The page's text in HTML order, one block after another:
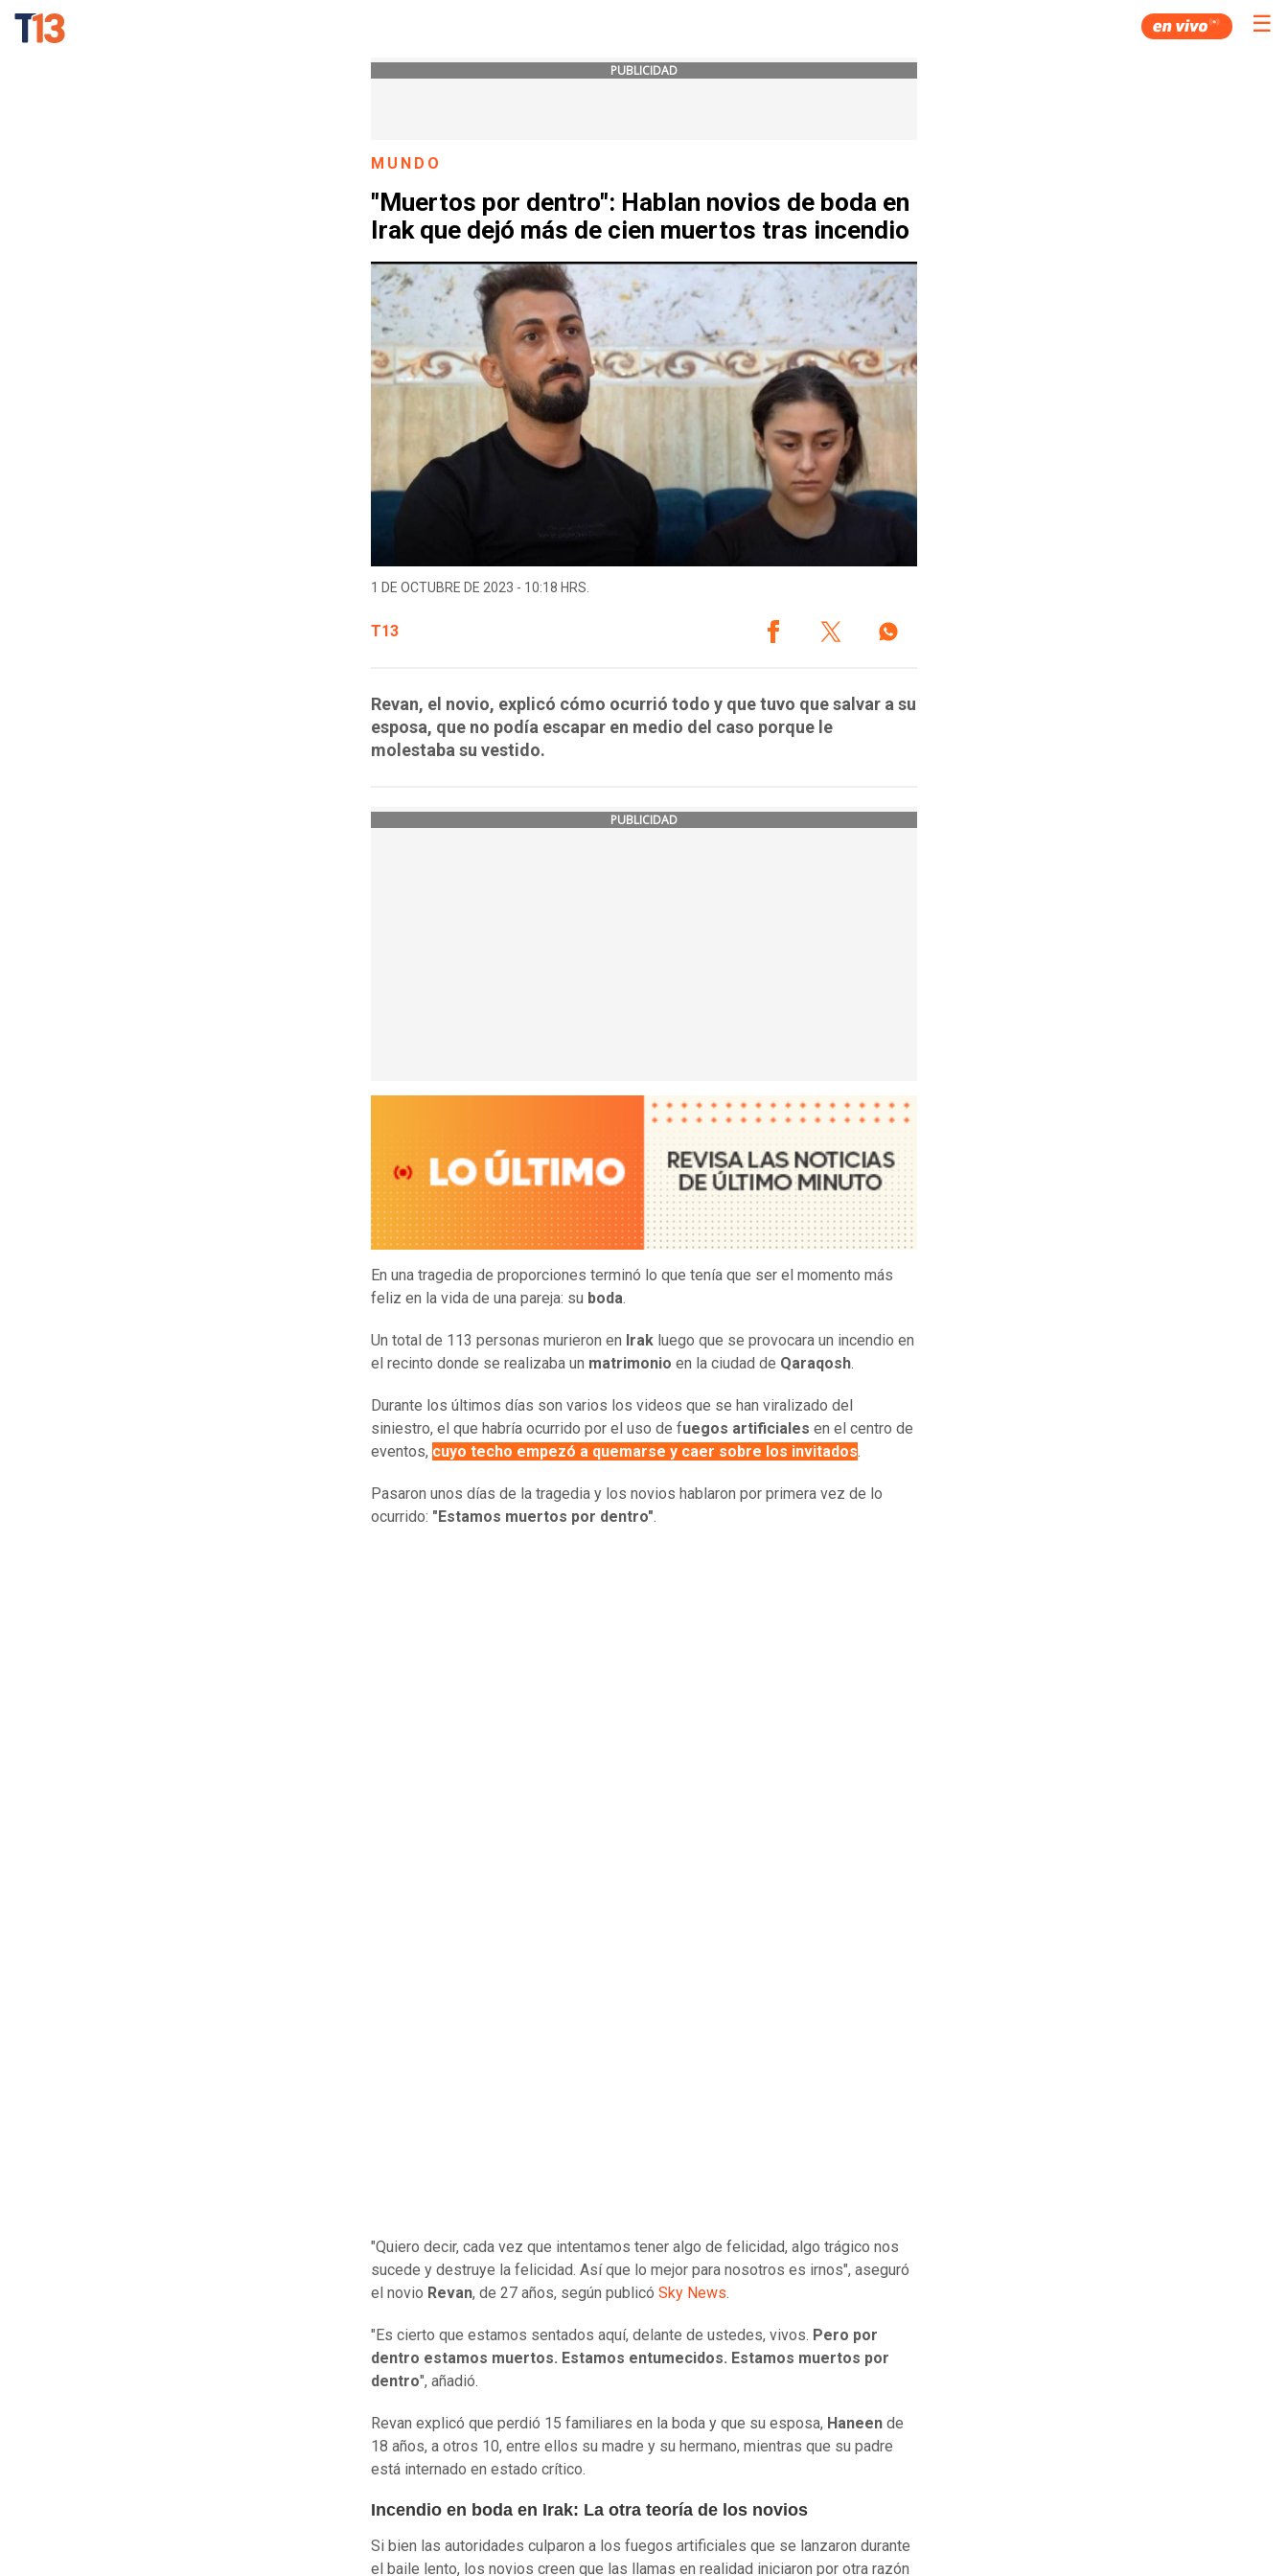
☰
PUBLICIDAD
MUNDO
"Muertos por dentro": Hablan novios de boda en
Irak que dejó más de cien muertos tras incendio
1 DE OCTUBRE DE 2023 - 10:18 HRS.
T13
Revan, el novio, explicó cómo ocurrió todo y que tuvo que salvar a su
esposa, que no podía escapar en medio del caso porque le
molestaba su vestido.
PUBLICIDAD
En una tragedia de proporciones terminó lo que tenía que ser el momento más
feliz en la vida de una pareja: su boda.
Un total de 113 personas murieron en Irak luego que se provocara un incendio en
el recinto donde se realizaba un matrimonio en la ciudad de Qaraqosh.
Durante los últimos días son varios los videos que se han viralizado del
siniestro, el que habría ocurrido por el uso de fuegos artificiales en el centro de
eventos, cuyo techo empezó a quemarse y caer sobre los invitados.
Pasaron unos días de la tragedia y los novios hablaron por primera vez de lo
ocurrido: "Estamos muertos por dentro".
"Quiero decir, cada vez que intentamos tener algo de felicidad, algo trágico nos
sucede y destruye la felicidad. Así que lo mejor para nosotros es irnos", aseguró
el novio Revan, de 27 años, según publicó Sky News
"Es cierto que estamos sentados aquí, delante de ustedes, vivos. Pero por
dentro estamos muertos. Estamos entumecidos. Estamos muertos por
dentro", añadió.
Revan explicó que perdió 15 familiares en la boda y que su esposa, Haneen de
18 años, a otros 10, entre ellos su madre y su hermano, mientras que su padre
está internado en estado crítico.
Incendio en boda en Irak: La otra teoría de los novios
Si bien las autoridades culparon a los fuegos artificiales que se lanzaron durante
el baile lento, los novios creen que las llamas en realidad iniciaron por otra razón